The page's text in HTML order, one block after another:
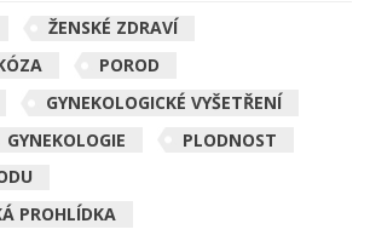
ŽENSKÉ ZDRAVÍ
POROD
GYNEKOLOGICKÉ VYŠETŘENÍ
GYNEKOLOGIE
PLODNOST
PROHLÍDKA